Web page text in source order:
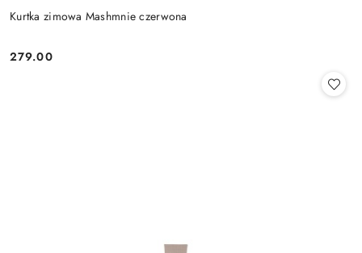
Kurtka zimowa Mashmnie czerwona
Cena:
279.00